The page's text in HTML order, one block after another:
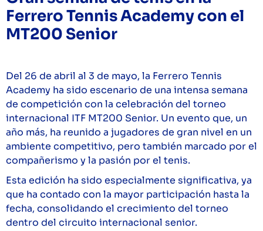
Ferrero Tennis Academy con el
MT200 Senior
Del 26 de abril al 3 de mayo, la Ferrero Tennis
Academy ha sido escenario de una intensa semana
de competición con la celebración del torneo
internacional ITF MT200 Senior. Un evento que, un
año más, ha reunido a jugadores de gran nivel en un
ambiente competitivo, pero también marcado por el
compañerismo y la pasión por el tenis.
Esta edición ha sido especialmente significativa, ya
que ha contado con la mayor participación hasta la
fecha, consolidando el crecimiento del torneo
dentro del circuito internacional senior.